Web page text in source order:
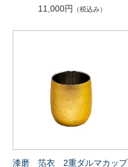
11,000円
（税込み）
漆磨 箔衣 2重ダルマカップ